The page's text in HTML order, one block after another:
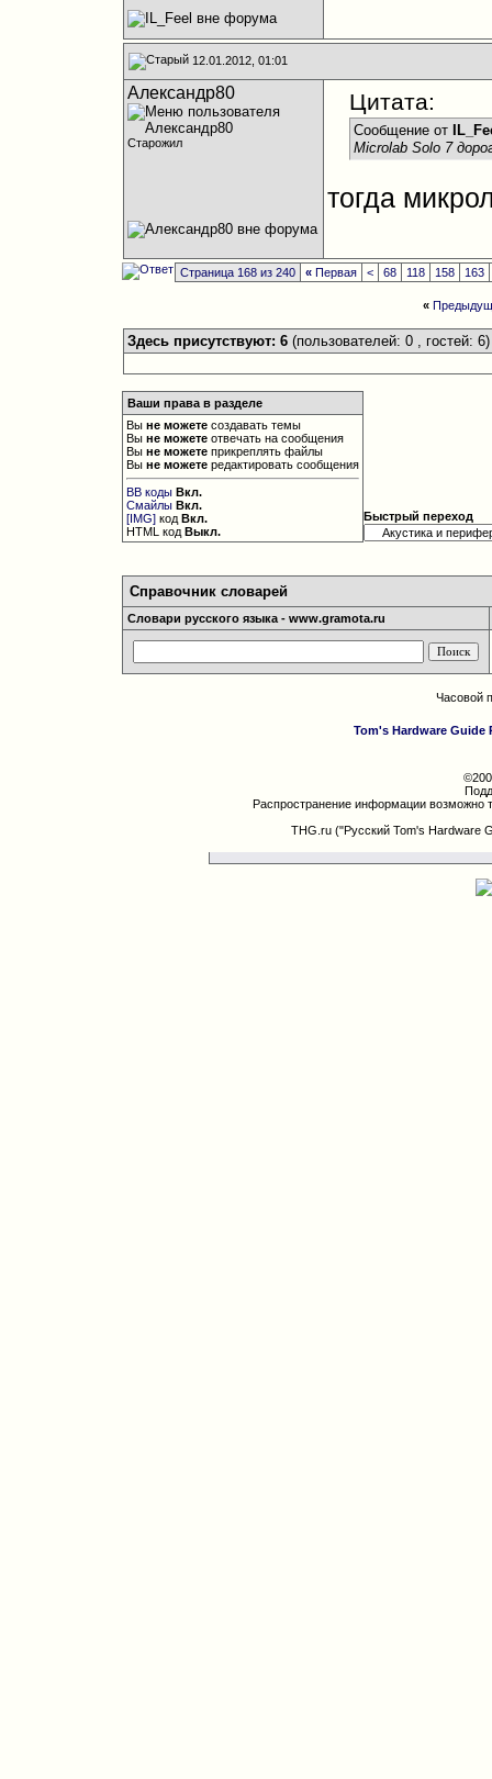
12.01.2012, 01:01
Александр80
Старожил
Цитата:
Сообщение от
Microlab Solo 7
тогда
Страница 168 из 240 « Первая < 68 118 158 163
«
Здесь присутствуют: 6 (пользователей: 0 , гостей: 6)
Ваши права в разделе
Выне можете создавать темы
Выне можете отвечать на сообщения
Выне можете прикреплять файлы
Выне можете редактировать сообщения
BB коды Вкл.
Смайлы Вкл.
[IMG] кодВкл.
HTML кодВыкл.
Быстрый переход
Справочник словарей
Словари русского языка - www.gramota.ru
Часовой
Tom's Hardware Guide
Распространение информации возможно
THG.ru ("Русский Tom's Hardware